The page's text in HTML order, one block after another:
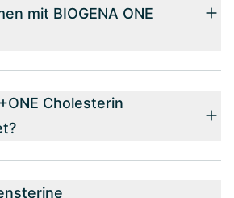
mit BIOGENA ONE
Cholesterin